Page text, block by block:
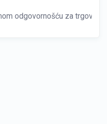
odgovornošću za